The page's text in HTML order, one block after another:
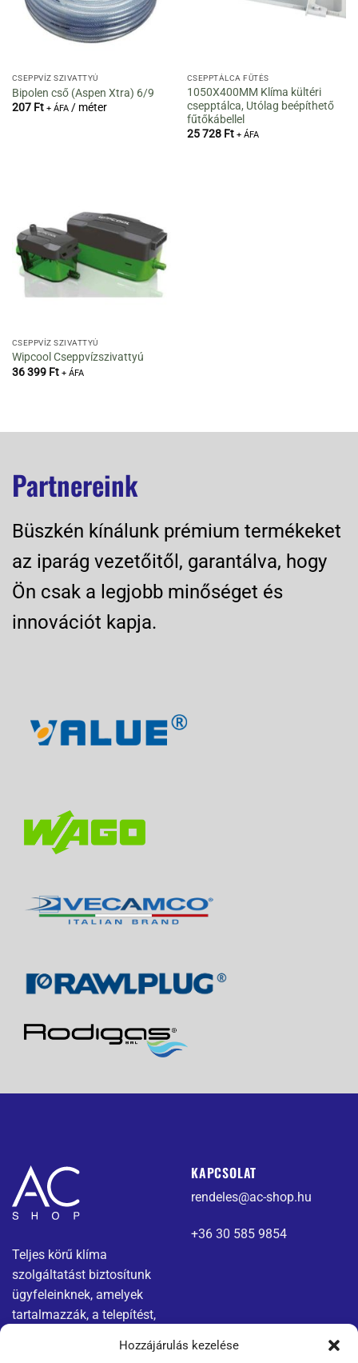
Hozzájárulás kezelése
CSEPPVÍZ SZIVATTYÚ
Bipolen cső (Aspen Xtra) 6/9
207 Ft + ÁFA/ méter
CSEPPTÁLCA FŰTÉS
1050X400MM Klíma kültéri
csepptálca, Utólag beépíthető
fűtőkábellel
25 728 Ft + ÁFA
CSEPPVÍZ SZIVATTYÚ
Wipcool Cseppvízszivattyú
36 399 Ft + ÁFA
Partnereink
Büszkén kínálunk prémium termékeket
az iparág vezetőitől, garantálva, hogy
Ön csak a legjobb minőséget és
innovációt kapja.
Teljes körű klíma
szolgáltatást biztosítunk
ügyfeleinknek, amelyek
tartalmazzák, a telepítést,
KAPCSOLAT
rendeles@ac-shop.hu
+36 30 585 9854